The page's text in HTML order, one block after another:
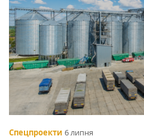
Спецпроекти 6 липня